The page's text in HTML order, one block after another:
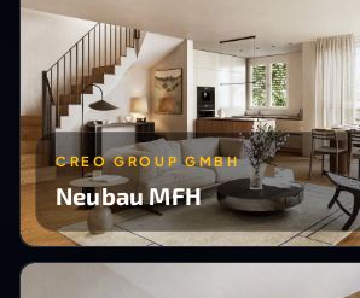
CREO GROUP GMBH
Neubau MFH